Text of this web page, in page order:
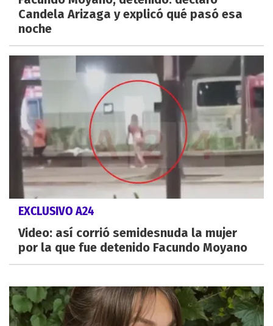
Candela Arizaga y explicó qué pasó esa
noche
EXCLUSIVO A24
Video: así corrió semidesnuda la mujer
por la que fue detenido Facundo Moyano